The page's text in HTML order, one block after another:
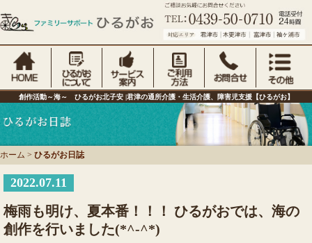
創作活動～海～ ひるがお北子安 |君津の通所介護・生活介護、障害児支援【ひるがお】
ホーム > ひるがお日誌
2022.07.11
梅雨も明け、夏本番！！！ ひるがおでは、海の
創作を行いました(*^-^*)